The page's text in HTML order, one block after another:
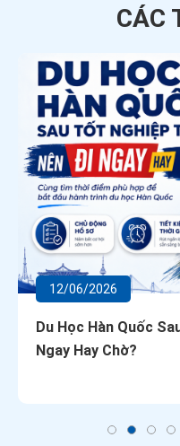
CÁC
12/06/2026
Du Học Hàn Quốc
Ngay Hay Chờ?